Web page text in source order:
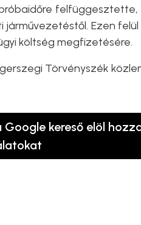
felfüggesztette,
Ezen
költség megfizetésére.
Törvényszék
kereső elöl